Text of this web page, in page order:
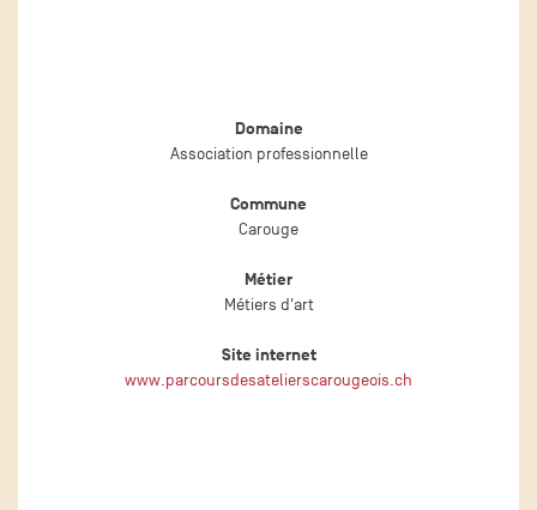
Domaine
Association professionnelle
Commune
Carouge
Métier
Métiers d'art
Site internet
www.parcoursdesatelierscarougeois.ch